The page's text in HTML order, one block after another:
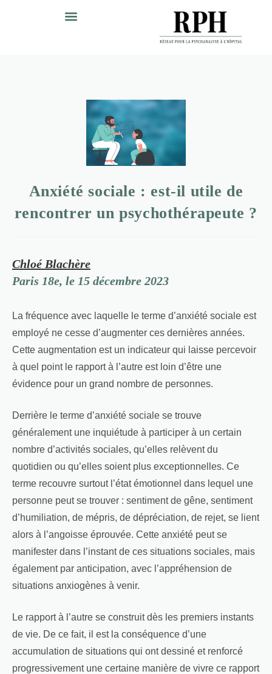
Anxiété sociale : est-il utile de
rencontrer un psychothérapeute ?
Chloé Blachère
Paris 18e, le 15 décembre 2023
La fréquence avec laquelle le terme d’anxiété sociale est
employé ne cesse d’augmenter ces dernières années.
Cette augmentation est un indicateur qui laisse percevoir
à quel point le rapport à l’autre est loin d’être une
évidence pour un grand nombre de personnes.
Derrière le terme d’anxiété sociale se trouve
généralement une inquiétude à participer à un certain
nombre d’activités sociales, qu’elles relèvent du
quotidien ou qu’elles soient plus exceptionnelles. Ce
terme recouvre surtout l’état émotionnel dans lequel une
personne peut se trouver : sentiment de gêne, sentiment
d’humiliation, de mépris, de dépréciation, de rejet, se lient
alors à l’angoisse éprouvée. Cette anxiété peut se
manifester dans l’instant de ces situations sociales, mais
également par anticipation, avec l’appréhension de
situations anxiogènes à venir.
Le rapport à l’autre se construit dès les premiers instants
de vie. De ce fait, il est la conséquence d’une
accumulation de situations qui ont dessiné et renforcé
progressivement une certaine manière de vivre ce rapport